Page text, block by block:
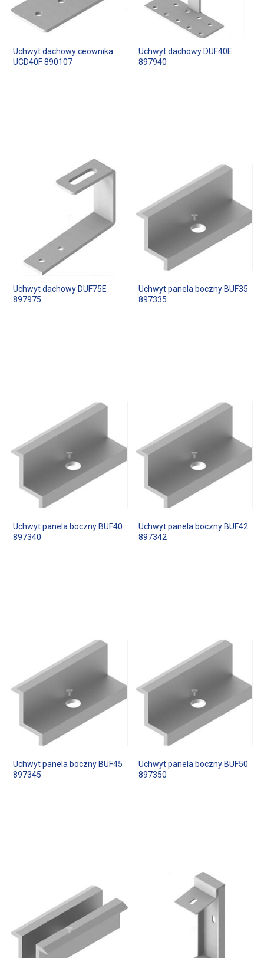
Uchwyt dachowy ceownika
UCD40F 890107
Uchwyt dachowy DUF40E
897940
Uchwyt dachowy DUF75E
897975
Uchwyt panela boczny BUF35
897335
Uchwyt panela boczny BUF40
897340
Uchwyt panela boczny BUF42
897342
Uchwyt panela boczny BUF45
897345
Uchwyt panela boczny BUF50
897350